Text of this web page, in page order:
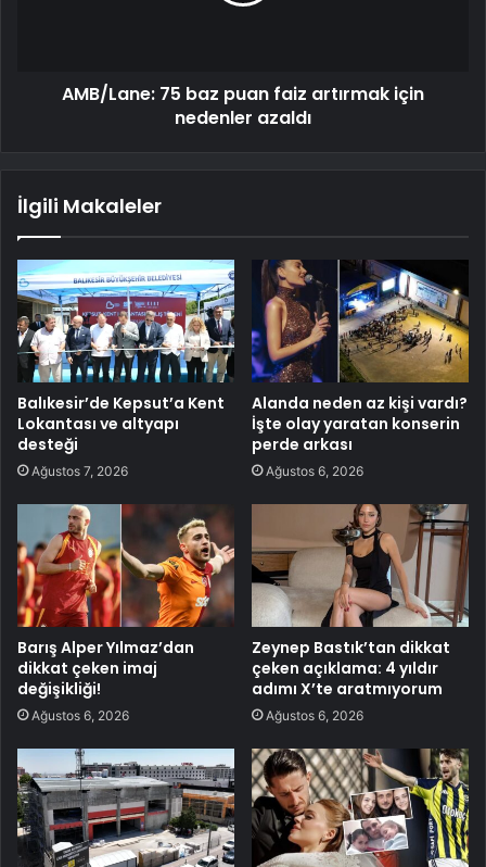
AMB/Lane: 75 baz puan faiz artırmak için
nedenler azaldı
İlgili Makaleler
Balıkesir’de Kepsut’a Kent
Lokantası ve altyapı
desteği
Ağustos 7, 2026
Alanda neden az kişi vardı?
İşte olay yaratan konserin
perde arkası
Ağustos 6, 2026
Barış Alper Yılmaz’dan
dikkat çeken imaj
değişikliği!
Ağustos 6, 2026
Zeynep Bastık’tan dikkat
çeken açıklama: 4 yıldır
adımı X’te aratmıyorum
Ağustos 6, 2026